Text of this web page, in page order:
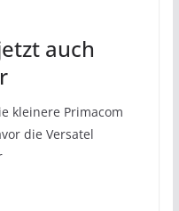
auch
kleinere Primacom
die Versatel